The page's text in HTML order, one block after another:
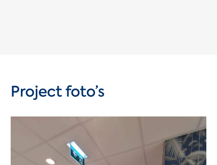
Project foto’s